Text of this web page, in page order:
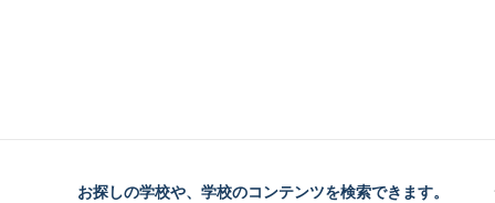
お探しの学校や、学校のコンテンツを検索できます。